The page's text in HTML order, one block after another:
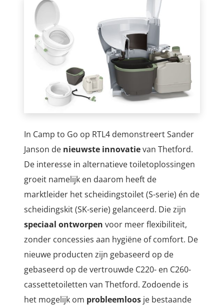
In Camp to Go op RTL4 demonstreert Sander
Janson de nieuwste innovatievan Thetford.
De interesse in alternatieve toiletoplossingen
groeit namelijk en daarom heeft de
marktleider het scheidingstoilet (S-serie) én de
scheidingskit (SK-serie) gelanceerd. Die zijn
speciaal ontworpen voor meer flexibiliteit,
zonder concessies aan hygiëne of comfort. De
nieuwe producten zijn gebaseerd op de
gebaseerd op de vertrouwde C220- en C260-
cassettetoiletten van Thetford. Zodoende is
het mogelijk om probleemloos je bestaande